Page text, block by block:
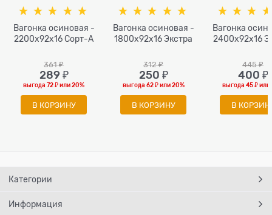
Вагонка осиновая -
2200x92x16 Сорт-А
361 ₽
289 ₽
выгода 72 ₽или20%
В КОРЗИНУ
Вагонка осиновая -
1800x92x16 Экстра
312 ₽
250 ₽
выгода 62 ₽или20%
В КОРЗИНУ
Вагонка
2400x92x16
445 ₽
400 ₽
выгода45 ₽или
В
Категории
Информация